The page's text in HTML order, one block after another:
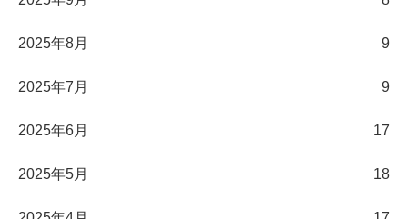
2025年8月 9
2025年7月 9
2025年6月 17
2025年5月 18